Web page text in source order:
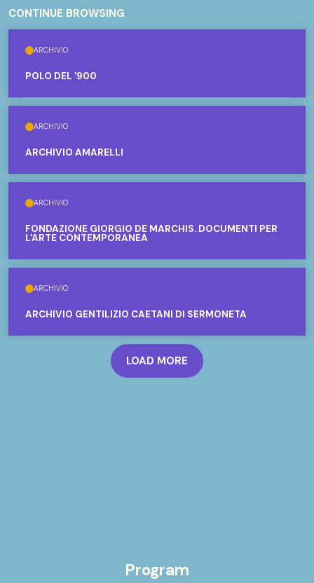
CONTINUE BROWSING
ARCHIVIO
POLO DEL '900
ARCHIVIO
ARCHIVIO AMARELLI
ARCHIVIO
FONDAZIONE GIORGIO DE MARCHIS. DOCUMENTI PER
L'ARTE CONTEMPORANEA
ARCHIVIO
ARCHIVIO GENTILIZIO CAETANI DI SERMONETA
LOAD MORE
Program